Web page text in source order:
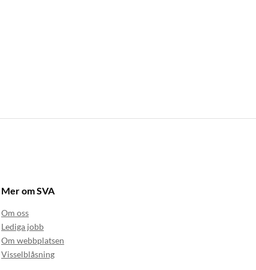
Mer om SVA
Om oss
Lediga jobb
Om webbplatsen
Visselblåsning